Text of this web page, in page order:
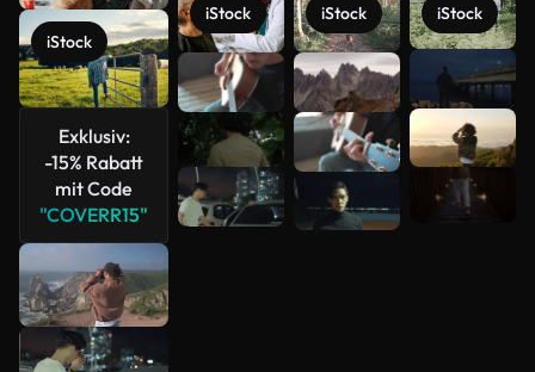
iStock
Exklusiv:
-15% Rabatt
mit Code
"COVERR15"
iStock iStock iStock
Mehr
anzeigen